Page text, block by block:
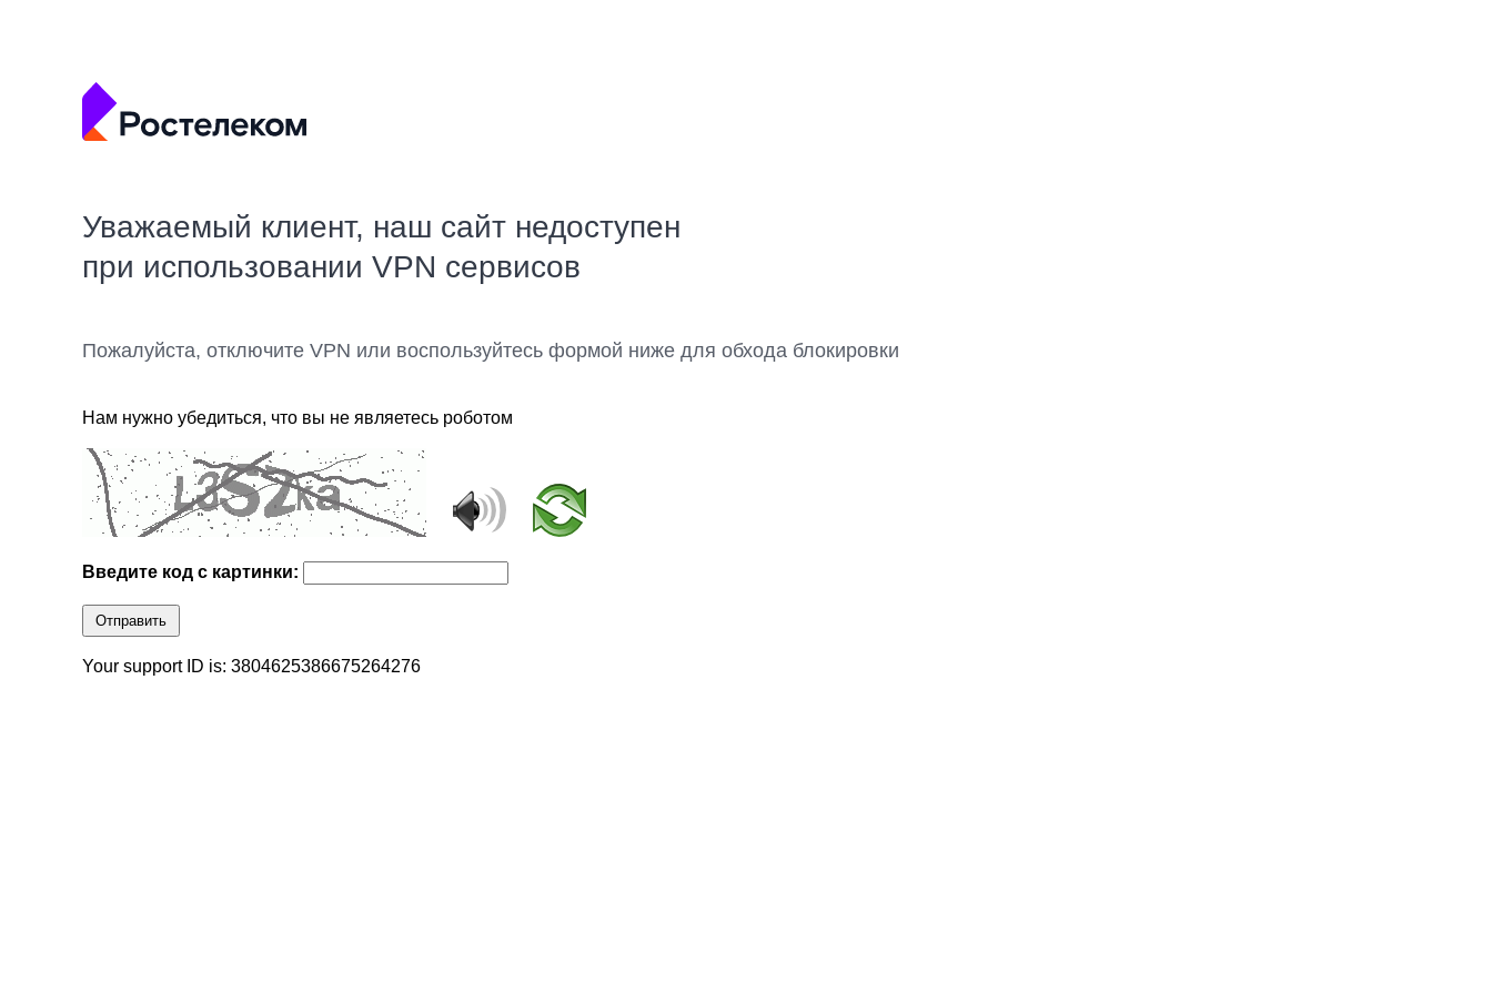
Уважаемый клиент, наш сайт недоступен
при использовании VPN сервисов
Пожалуйста, отключите VPN или воспользуйтесь формой ниже для обхода блокировки
Нам нужно убедиться, что вы не являетесь роботом
Введите код с картинки:
Отправить
Your support ID is: 3804625386675264276